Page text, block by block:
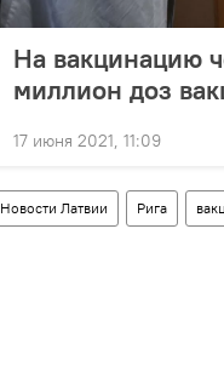
На вакцинацию
миллион доз
17 июня 2021, 11:09
Новости Латвии Рига